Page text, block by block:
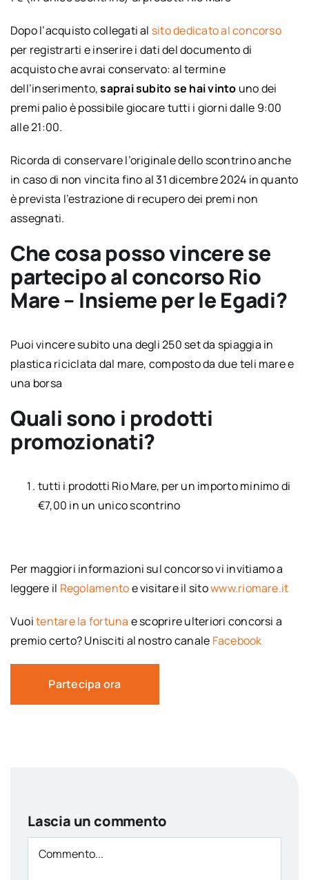
Dopo l’acquisto collegati al sito dedicato al concorso
per registrarti e inserire i dati del documento di
acquisto che avrai conservato: al termine
dell’inserimento,saprai subito se hai vinto uno dei
premi palio è possibile giocare tutti i giorni dalle 9:00
alle 21:00.
Ricorda di conservare l’originale dello scontrino anche
in caso di non vincita fino al 31 dicembre 2024 in quanto
è prevista l’estrazione di recupero dei premi non
assegnati.
Che cosa posso vincere se
partecipo al concorso Rio
Mare – Insieme per le Egadi?
Puoi vincere subito una degli 250 set da spiaggia in
plastica riciclata dal mare, composto da due teli mare e
una borsa
Quali sono i prodotti
promozionati?
tutti i prodotti Rio Mare, per un importo minimo di
€7,00 in un unico scontrino
Per maggiori informazioni sul concorso vi invitiamo a
leggere il Regolamentoe visitare il sitowww.riomare.it
Vuoitentare la fortuna e scoprire ulteriori concorsi a
premio certo? Unisciti al nostro canale Facebook
Partecipa ora
Lascia un commento
Comment